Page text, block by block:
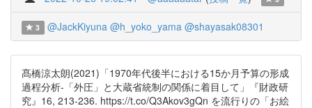
3 @JackKiyuna @h_yoko_yama @shayasak08301
髙橋涼太朗(2021)「1970年代後半における15か月予算の形成
過程分析-「外圧」と大蔵省統制の関係に着目して」『財政研
究』16, 213-236. https://t.co/Q3Akov3gQn を流行りの「お絵